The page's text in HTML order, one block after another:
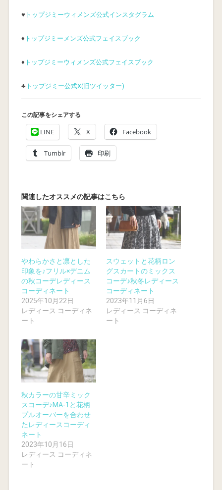
♥ トップジミーウィメンズ公式インスタグラム
♦ トップジミーメンズ公式フェイスブック
♦ トップジミーウィメンズ公式フェイスブック
♣ トップジミー公式X(旧ツイッター)
この記事をシェアする
LINE X Facebook
Tumblr 印刷
やわらかさと凛とした
印象を♪フリル×デニム
の秋コーデレディース
コーディネート
2025年10月22日
レディース コーディネ
ート
スウェットと花柄ロン
グスカートのミックス
コーデ♪秋冬レディース
コーディネート
2023年11月6日
レディース コーディネ
ート
秋カラーの甘辛ミック
スコーデ♪MA-1と花柄
プルオーバーを合わせ
たレディースコーディ
ネート
2023年10月16日
レディース コーディネ
ート